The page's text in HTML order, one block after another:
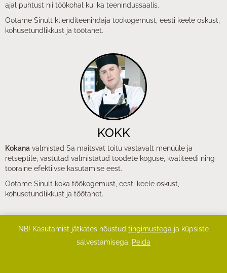
ajal puhtust nii töökohal kui ka teenindussaalis.
Ootame Sinult klienditeenindaja töökogemust, eesti keele oskust,
kohusetundlikkust ja töötahet.
KOKK
Kokana valmistad Sa maitsvat toitu vastavalt menüüle ja
retseptile, vastutad valmistatud toodete koguse, kvaliteedi ning
tooraine efektiivse kasutamise eest.
Ootame Sinult koka töökogemust, eesti keele oskust,
kohusetundlikkust ja töötahet.
NB! Kasutamist jätkates nõustud tingimustega ja küpsiste
salvestamisega. Peida